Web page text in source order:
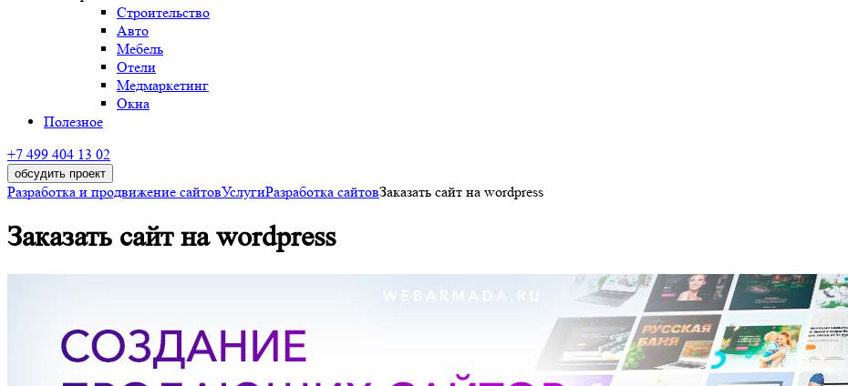
Строительство
Авто
Мебель
Отели
Медмаркетинг
Окна
Полезное
+7 499 404 13 02
обсудить проект
Разработка и продвижение сайтовУслугиРазработка сайтовЗаказать сайт на wordpress
Заказать сайт на wordpress